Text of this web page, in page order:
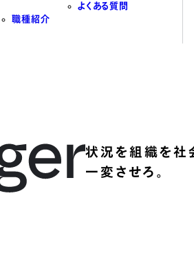
職種紹介
よくある質問
状況を組織を社
一変させろ。